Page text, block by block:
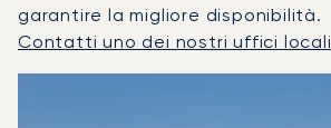
garantire la migliore disponibilità.
Contatti uno dei nostri uffici locali